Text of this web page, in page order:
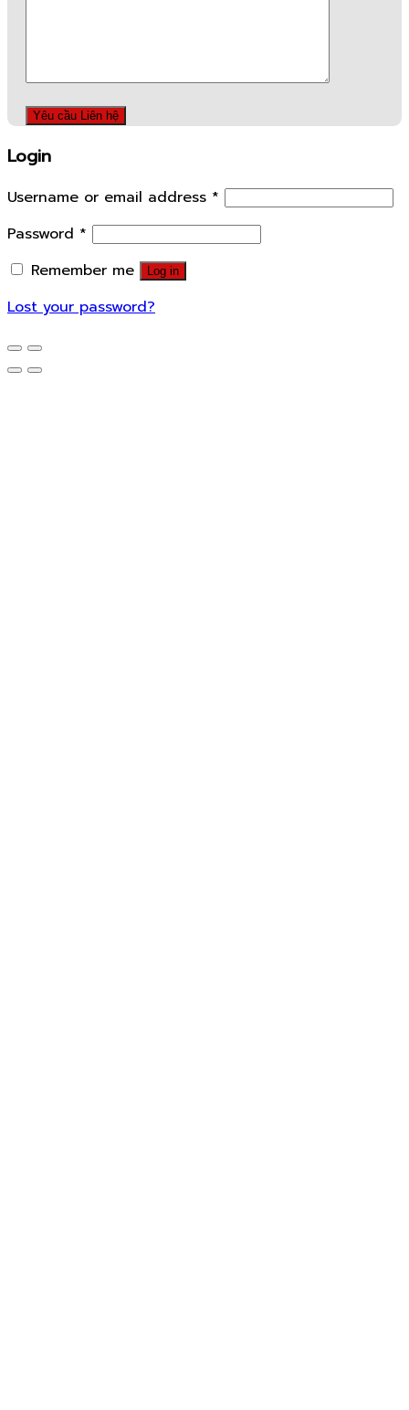
Login
Username or email address *
Password *
Remember me
Log in
Lost your password?